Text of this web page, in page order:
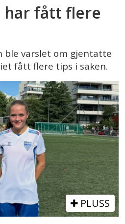
har fått flere
ble varslet om gjentatte
fått flere tips i saken.
PLUSS